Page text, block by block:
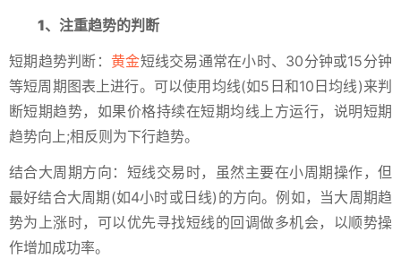
1、注重趋势的判断
短期趋势判断： 黄金短线交易通常在小时、30分钟或15分钟
等短周期图表上进行。可以使用均线(如5日和10日均线)来判
断短期趋势，如果价格持续在短期均线上方运行，说明短期
趋势向上;相反则为下行趋势。
结合大周期方向：短线交易时，虽然主要在小周期操作，但
最好结合大周期(如4小时或日线)的方向。例如，当大周期趋
势为上涨时，可以优先寻找短线的回调做多机会，以顺势操
作增加成功率。